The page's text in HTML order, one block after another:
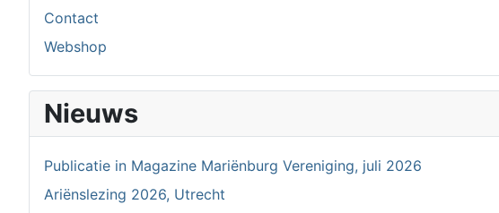
Contact
Webshop
Nieuws
Publicatie in Magazine Mariënburg Vereniging, juli 2026
Ariënslezing 2026, Utrecht